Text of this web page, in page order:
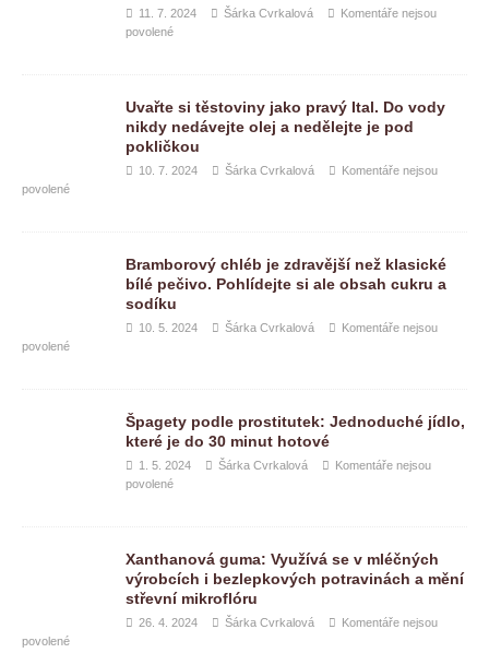
11. 7. 2024 Šárka Cvrkalová
Komentáře nejsou
povolené
Uvařte si těstoviny jako pravý Ital. Do vody
nikdy nedávejte olej a nedělejte je pod
pokličkou
10. 7. 2024 Šárka Cvrkalová
Komentáře nejsou
povolené
Bramborový chléb je zdravější než klasické
bílé pečivo. Pohlídejte si ale obsah cukru a
sodíku
10. 5. 2024 Šárka Cvrkalová
Komentáře nejsou
povolené
Špagety podle prostitutek: Jednoduché jídlo,
které je do 30 minut hotové
1. 5. 2024 Šárka Cvrkalová
Komentáře nejsou
povolené
Xanthanová guma: Využívá se v mléčných
výrobcích i bezlepkových potravinách a mění
střevní mikroflóru
26. 4. 2024 Šárka Cvrkalová
Komentáře nejsou
povolené